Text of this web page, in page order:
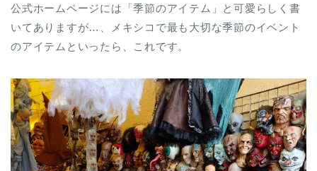
公式ホームページには「季節のアイテム」と可愛らしく書
いてありますが…、メキシコで最も大切な季節のイベント
のアイテムといったら、これです。